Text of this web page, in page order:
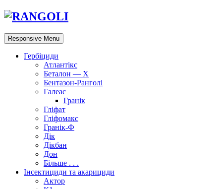
Responsive Menu
Гербіциди
Атлантікс
Беталон — Х
Бентазон-Ранголі
Галеас
Гранік
Гліфат
Гліфомакс
Гранік-Ф
Дік
Дікбан
Дон
Більше . . .
Інсектициди та акарициди
Актор